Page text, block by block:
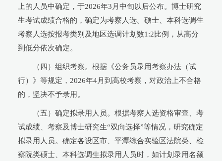
上的人员中确定，于2026年3月中旬以后公布。博士研究
生考试成绩合格的，确定为考察人选。硕士、本科选调生
考察人选按报考类别及地区选调计划数1:2比例，从高分
到低分依次确定。
（四）组织考察。根据《公务员录用考察办法（试
行）》等规定，2026年4月到高校考察，对政治上不合格
的，坚决不予录用。
（五）确定拟录用人员。根据考察人选资格审查、考
试成绩、考察及博士研究生“双向选择”等情况，研究确定
拟录用人员。确定各设区市、平潭综合实验区法院类、检
察院类硕士、本科选调生拟录用人员时，如计划录用名额